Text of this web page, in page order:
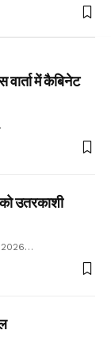
में कैबिनेट
उतरकाशी
2026…